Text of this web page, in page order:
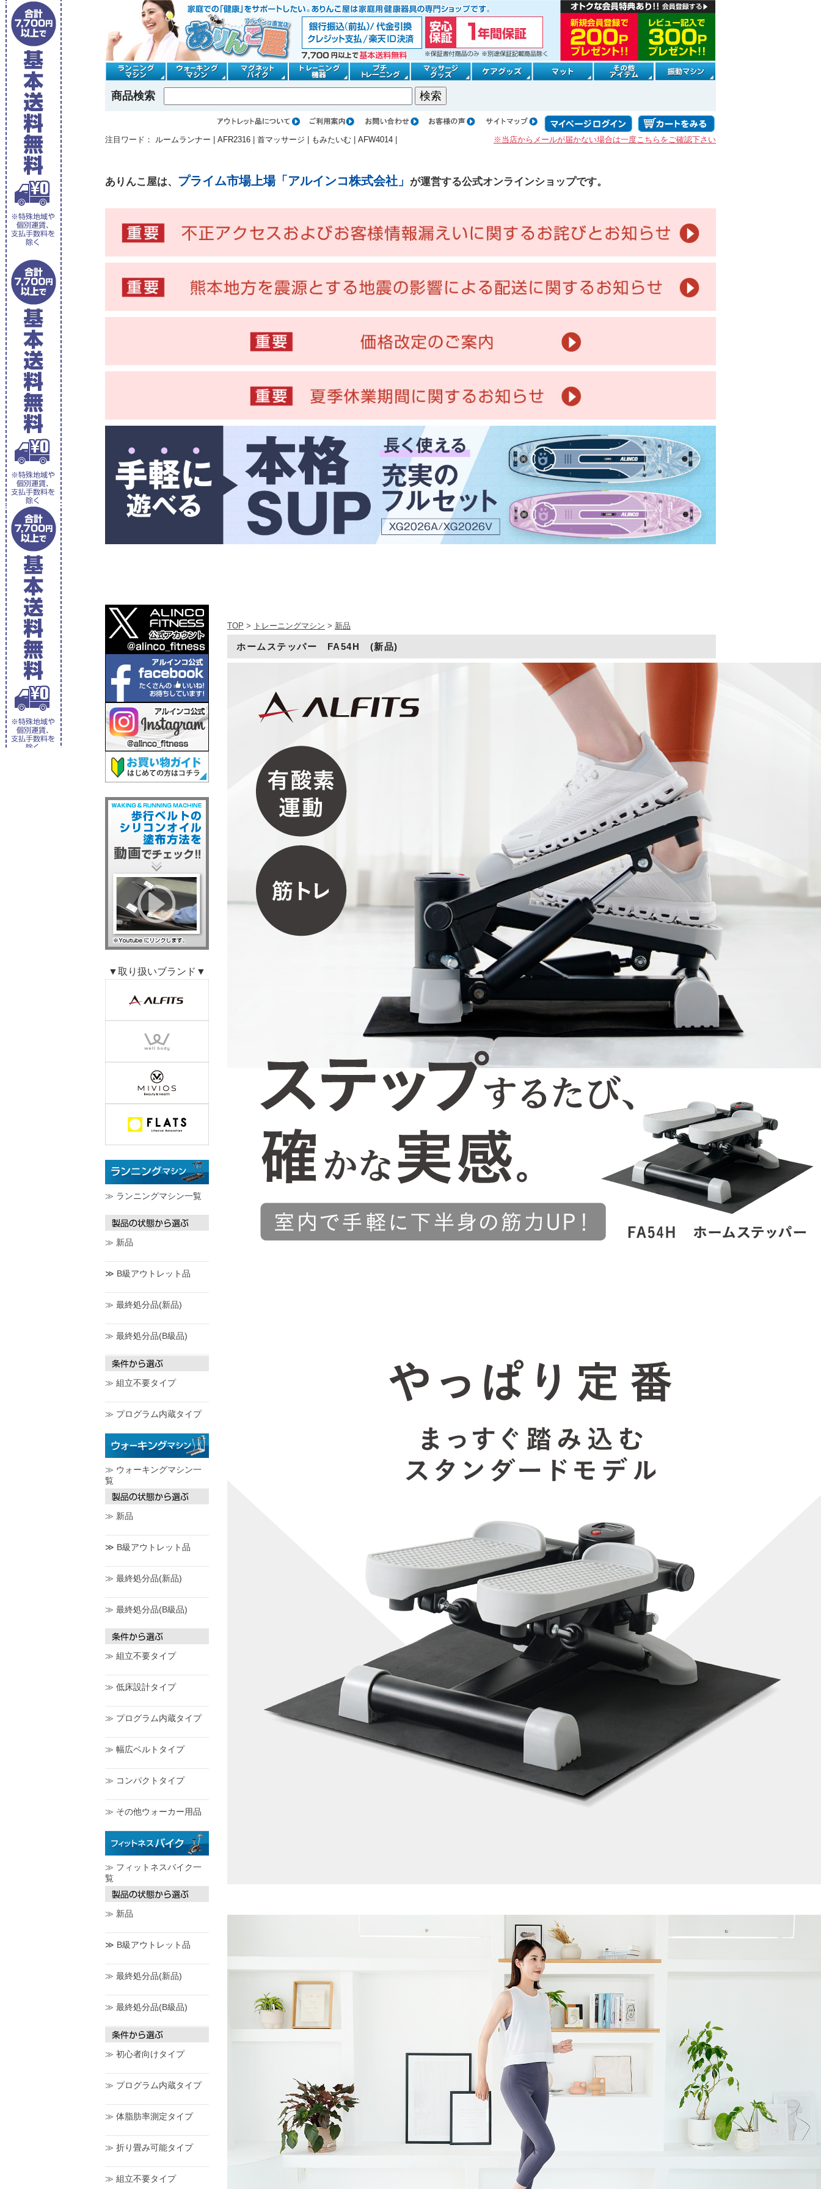
商品検索
注目ワード： ルームランナー AFR2316 首マッサージ もみたいむ AFW4014 ※当店からメールが届かない場合は一度こちらをご確認下さい
ありんこ屋は、 プライム市場上場「アルインコ株式会社」 が運営する公式オンラインショップです。
▼取り扱いブランド▼
≫ ランニングマシン一覧
≫ 新品
≫ B級アウトレット品
≫ 最終処分品(新品)
≫ 最終処分品(B級品)
≫ 組立不要タイプ
≫ プログラム内蔵タイプ
≫ ウォーキングマシン一
覧
≫ 新品
≫ B級アウトレット品
≫ 最終処分品(新品)
≫ 最終処分品(B級品)
≫ 組立不要タイプ
≫ 低床設計タイプ
≫ プログラム内蔵タイプ
≫ 幅広ベルトタイプ
≫ コンパクトタイプ
≫ その他ウォーカー用品
≫ フィットネスバイク一
覧
≫ 新品
≫ B級アウトレット品
≫ 最終処分品(新品)
≫ 最終処分品(B級品)
≫ 初心者向けタイプ
≫ プログラム内蔵タイプ
≫ 体脂肪率測定タイプ
≫ 折り畳み可能タイプ
≫ 組立不要タイプ
TOP > トレーニングマシン > 新品
ホームステッパー FA54H (新品)